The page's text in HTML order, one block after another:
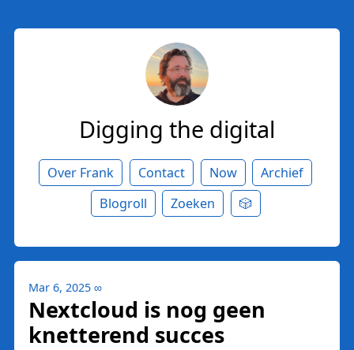
Digging the digital
Over Frank Contact Now
Archief
Blogroll
Zoeken 🎲
Mar 6, 2025 ∞
Nextcloud is nog geen
knetterend succes